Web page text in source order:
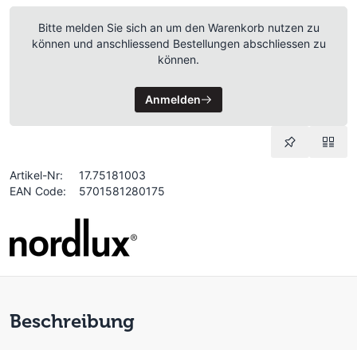
Bitte melden Sie sich an um den Warenkorb nutzen zu
können und anschliessend Bestellungen abschliessen zu
können.
Anmelden
Artikel-Nr:
17.75181003
EAN Code:
5701581280175
Beschreibung